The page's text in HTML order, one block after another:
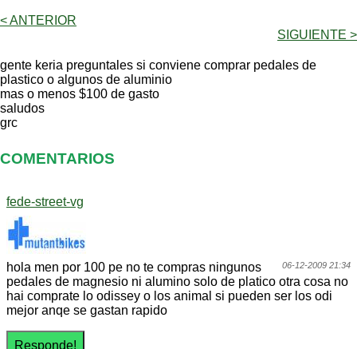
< ANTERIOR
SIGUIENTE >
gente keria preguntales si conviene comprar pedales de
plastico o algunos de aluminio
mas o menos $100 de gasto
saludos
grc
COMENTARIOS
fede-street-vg
06-12-2009 21:34
hola men por 100 pe no te compras ningunos
pedales de magnesio ni alumino solo de platico otra cosa no
hai comprate lo odissey o los animal si pueden ser los odi
mejor anqe se gastan rapido